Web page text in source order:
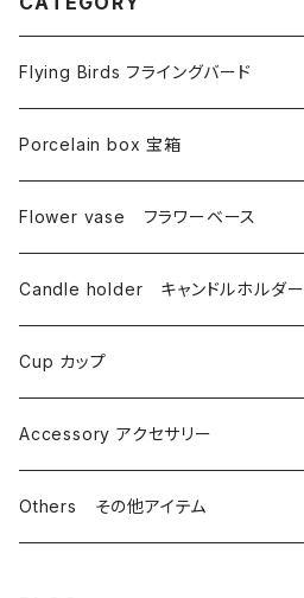
Flying Birds フライングバード
Porcelain box 宝箱
Flower vase フラワーベース
Candle holder キャンドルホルダー
Cup カップ
Accessory アクセサリー
Others その他アイテム